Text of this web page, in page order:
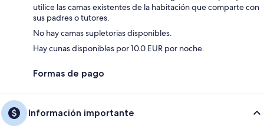
utilice las camas existentes de la habitación que comparte con
sus padres o tutores.
No hay camas supletorias disponibles.
Hay cunas disponibles por 10.0 EUR por noche.
Formas de pago
Información importante